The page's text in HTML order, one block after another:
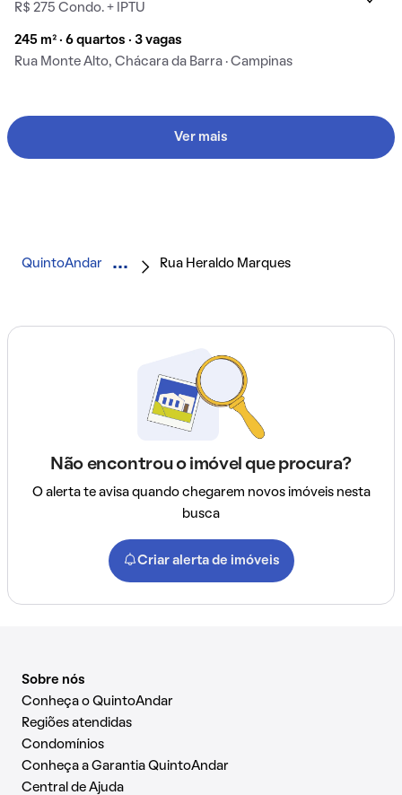
R$ 275 Condo. + IPTU
245 m² · 6 quartos · 3 vagas
Rua Monte Alto, Chácara da Barra · Campinas
Ver mais
QuintoAndar Rua Heraldo Marques
Não encontrou o imóvel que procura?
O alerta te avisa quando chegarem novos imóveis nesta
busca
Criar alerta de imóveis
Sobre nós
Conheça o QuintoAndar
Regiões atendidas
Condomínios
Conheça a Garantia QuintoAndar
Central de Ajuda